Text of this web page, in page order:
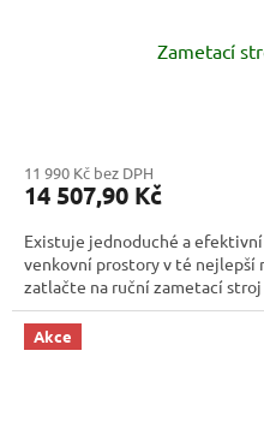
Zametací
11 990 Kč bez DPH
14 507,90 Kč
Existuje jednoduché a
venkovní prostory v té nejlepší
zatlačte na ruční zametací stroj
Akce